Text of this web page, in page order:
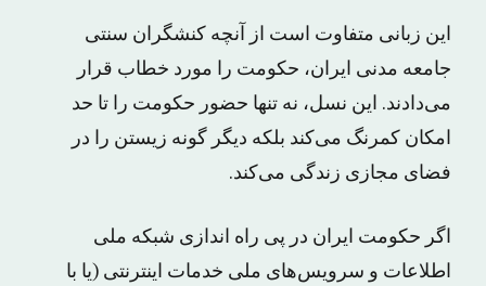
این زبانی متفاوت است از آنچه کنشگران سنتی
جامعه مدنی ایران، حکومت را مورد خطاب قرار
می‌دادند. این نسل، نه تنها حضور حکومت را تا حد
امکان کمرنگ می‌کند بلکه دیگر گونه زیستن را در
فضای مجازی زندگی می‌کند.
اگر حکومت ایران در پی راه اندازی شبکه ملی
اطلاعات و سرویس‌های ملی خدمات اینترنتی (یا با